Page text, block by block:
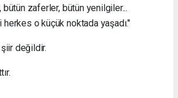
bütün zaferler, bütün yenilgiler...
herkes o küçük noktada yaşadı."
değildir.